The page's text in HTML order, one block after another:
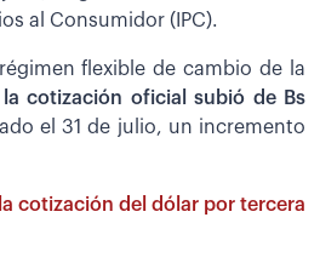
al Consumidor (IPC).
flexible de cambio de la
la cotización oficial subió de Bs
el 31 de julio, un incremento
la cotización del dólar por tercera